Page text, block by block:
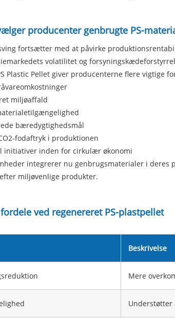
producenter genbrugte PS-
fortsætter med at påvirke
volatilitet og
Plastic Pellet giver producenterne flere vigtige
miljøaffald
bæredygtighedsmål
fodaftryk i produktionen
initiativer inden for cirkulær økonomi
integrerer nu genbrugsmaterialer i deres
miljøvenlige produkter.
ved regenereret PS-plastpellet
Beskrivelse
Mere